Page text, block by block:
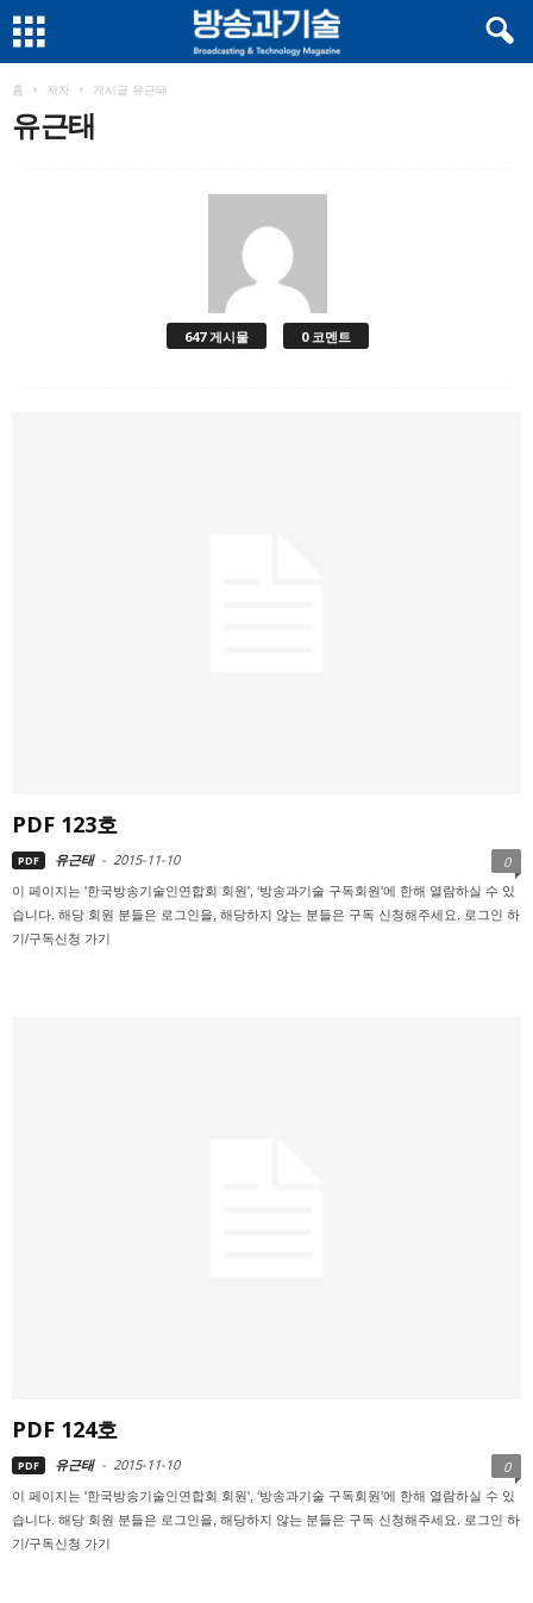
홈 저자 게시글 유근태
유근태
647 게시물 0 코멘트
PDF 123호
PDF 유근태 - 2015-11-10 0
이 페이지는 '한국방송기술인연합회 회원', ‘방송과기술 구독회원'에 한해 열람하실 수 있
습니다. 해당 회원 분들은 로그인을, 해당하지 않는 분들은 구독 신청해주세요. 로그인 하
기/구독신청 가기
PDF 124호
PDF 유근태 - 2015-11-10 0
이 페이지는 '한국방송기술인연합회 회원', ‘방송과기술 구독회원'에 한해 열람하실 수 있
습니다. 해당 회원 분들은 로그인을, 해당하지 않는 분들은 구독 신청해주세요. 로그인 하
기/구독신청 가기